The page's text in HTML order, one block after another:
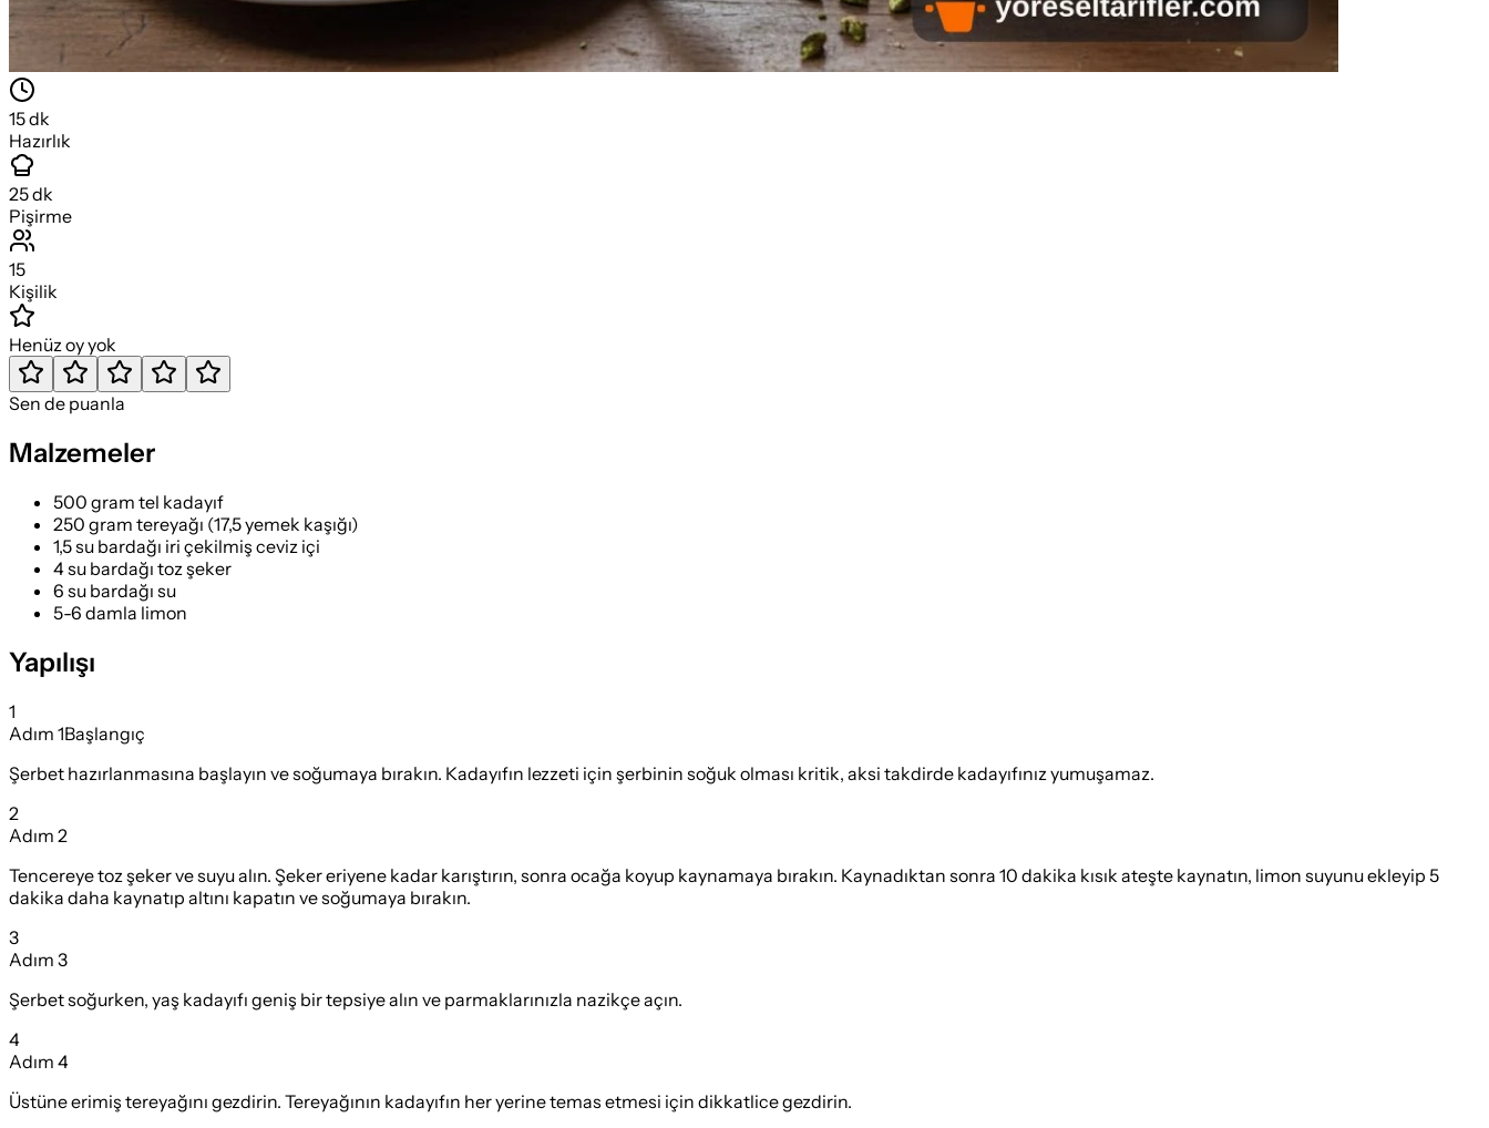
15dk
Hazırlık
25dk
Pişirme
15
Kişilik
Henüz oy yok
Sen de puanla
Malzemeler
500 gram tel kadayıf
250 gram tereyağı (17,5 yemek kaşığı)
1,5 su bardağı iri çekilmiş ceviz içi
4 su bardağı toz şeker
6 su bardağı su
5-6 damla limon
Yapılışı
1
Adım 1Başlangıç
Şerbet hazırlanmasına başlayın ve soğumaya bırakın. Kadayıfın lezzeti için şerbinin soğuk olması kritik, aksi takdirde kadayıfınız yumuşamaz.
2
Adım 2
Tencereye toz şeker ve suyu alın. Şeker eriyene kadar karıştırın, sonra ocağa koyup kaynamaya bırakın. Kaynadıktan sonra 10 dakika kısık ateşte kaynatın, limon suyunu ekleyip 5
dakika daha kaynatıp altını kapatın ve soğumaya bırakın.
3
Adım 3
Şerbet soğurken, yaş kadayıfı geniş bir tepsiye alın ve parmaklarınızla nazikçe açın.
4
Adım 4
Üstüne erimiş tereyağını gezdirin. Tereyağının kadayıfın her yerine temas etmesi için dikkatlice gezdirin.